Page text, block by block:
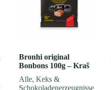
Bronhi original
Bonbons 100g – Kraš
Alle, Keks &
Schokoladenerzeugnisse